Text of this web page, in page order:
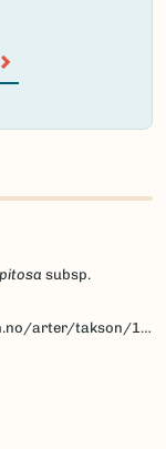
subsp.
arter/takson/132272